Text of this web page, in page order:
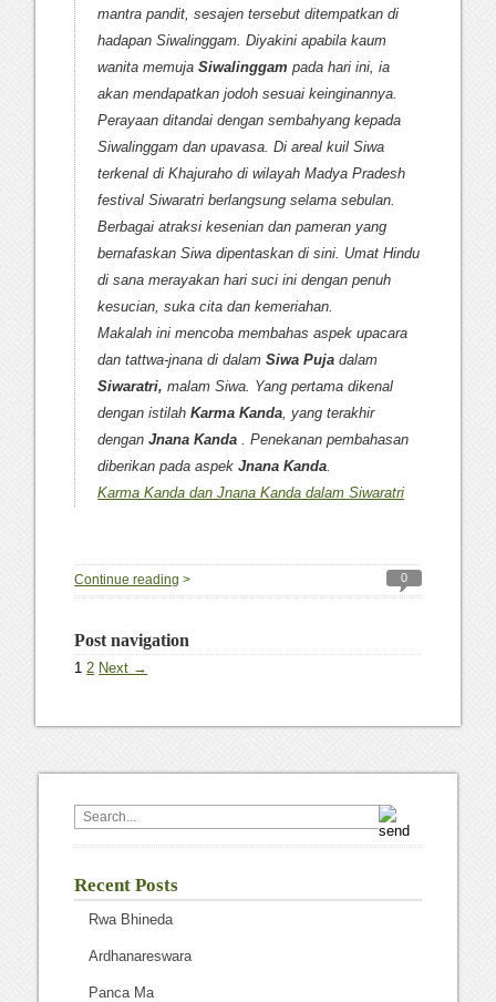
mantra pandit, sesajen tersebut ditempatkan di
hadapan Siwalinggam. Diyakini apabila kaum
wanita memujaSiwalinggam pada hari ini, ia
akan mendapatkan jodoh sesuai keinginannya.
Perayaan ditandai dengan sembahyang kepada
Siwalinggam dan upavasa. Di areal kuil Siwa
terkenal di Khajuraho di wilayah Madya Pradesh
festival Siwaratri berlangsung selama sebulan.
Berbagai atraksi kesenian dan pameran yang
bernafaskan Siwa dipentaskan di sini. Umat Hindu
di sana merayakan hari suci ini dengan penuh
kesucian, suka cita dan kemeriahan.
Makalah ini mencoba membahas aspek upacara
dan tattwa-jnana di dalamSiwa Puja dalam
Siwaratri, malam Siwa. Yang pertama dikenal
dengan istilahKarma Kanda, yang terakhir
denganJnana Kanda . Penekanan pembahasan
diberikan pada aspekJnana Kanda.
Karma Kanda dan Jnana Kanda dalam Siwaratri
Continue reading > 0
Post navigation
1 2 Next →
Recent Posts
Rwa Bhineda
Ardhanareswara
Panca Ma